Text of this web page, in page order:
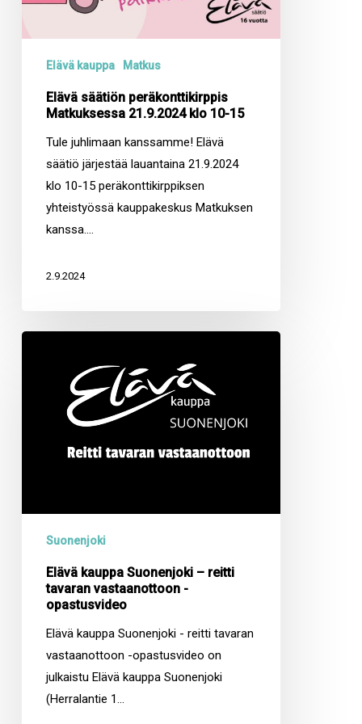
Elävä kauppa Matkus
Elävä säätiön peräkonttikirppis
Matkuksessa 21.9.2024 klo 10-15
Tule juhlimaan kanssamme! Elävä
säätiö järjestää lauantaina 21.9.2024
klo 10-15 peräkonttikirppiksen
yhteistyössä kauppakeskus Matkuksen
kanssa.…
2.9.2024
Suonenjoki
opastusvideo
Suonenjoki
Elävä kauppa Suonenjoki – reitti
tavaran vastaanottoon -
opastusvideo
Elävä kauppa Suonenjoki - reitti tavaran
vastaanottoon -opastusvideo on
julkaistu Elävä kauppa Suonenjoki
(Herralantie 1…